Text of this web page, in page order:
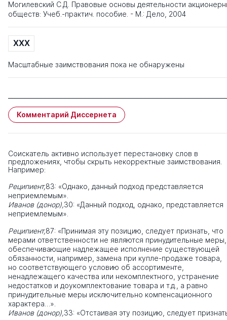
Могилевский С.Д. Правовые основы деятельности
обществ: Учеб.-практич. пособие. - М.: Дело, 2004
XXX
Масштабные заимствования пока не обнаружены
Комментарий Диссернета
Соискатель активно использует перестановку слов в
предложениях, чтобы скрыть некорректные заимствования.
Например:
Реципиент,83: «Однако, данный подход представляется
неприемлемым».
Иванов (донор),30: «Данный подход, однако, представляется
неприемлемым».
Реципиент,87: «Принимая эту позицию, следует признать, что
мерами ответственности не являются принудительные меры,
обеспечивающие надлежащее исполнение существующей
обязанности, например, замена при купле-продаже товара,
но соответствующего условию об ассортименте,
ненадлежащего качества или некомплектного, устранение
недостатков и доукомплектование товара и т.д., а равно
принудительные меры исключительно компенсационного
характера…».
Иванов (донор),33: «Отстаивая эту позицию, следует